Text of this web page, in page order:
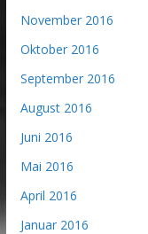
November 2016
Oktober 2016
September 2016
August 2016
Juni 2016
Mai 2016
April 2016
Januar 2016